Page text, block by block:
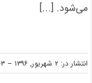
می‌شود. [...]
انتشار در: ۲ شهریور, ۱۳۹۶ --